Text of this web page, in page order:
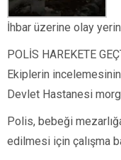
İhbar üzerine olay
POLİS HAREKETE
Ekiplerin
Devlet Hastanesi
Polis, bebeği
edilmesi için çalışma